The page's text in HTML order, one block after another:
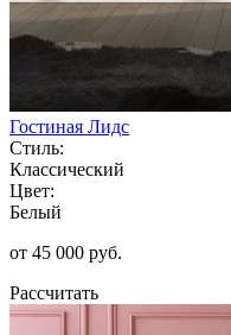
Гостиная Лидс
Стиль:
Классический
Цвет:
Белый
от 45 000 руб.
Рассчитать